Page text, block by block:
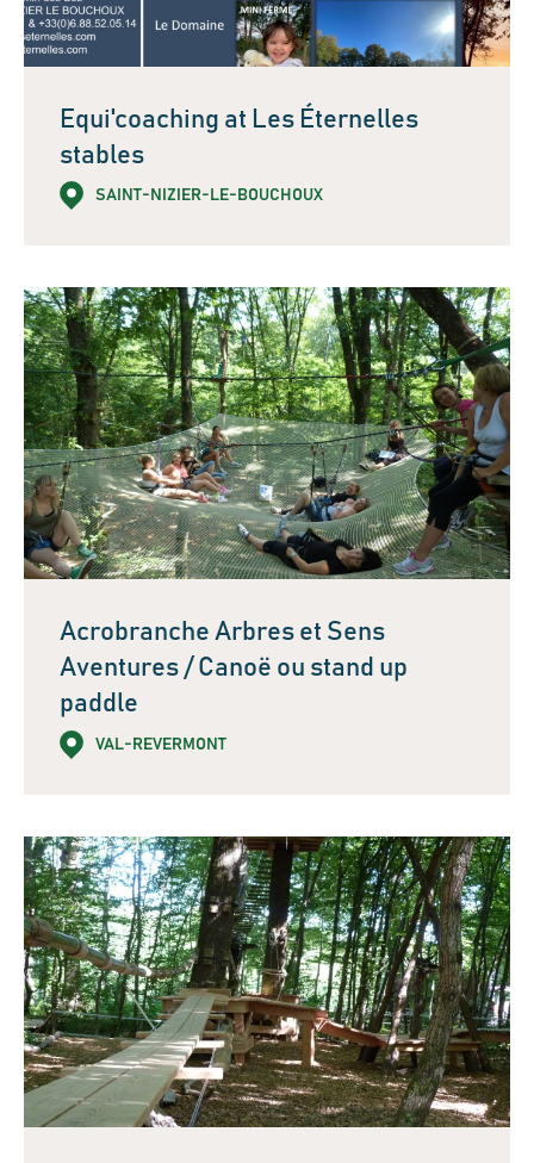
Equi'coaching at Les Éternelles
stables
SAINT-NIZIER-LE-BOUCHOUX
Acrobranche Arbres et Sens
Aventures / Canoë ou stand up
paddle
VAL-REVERMONT